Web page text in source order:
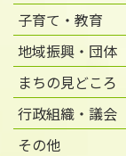
子育て・教育
地域振興・団体
まちの見どころ
行政組織・議会
その他